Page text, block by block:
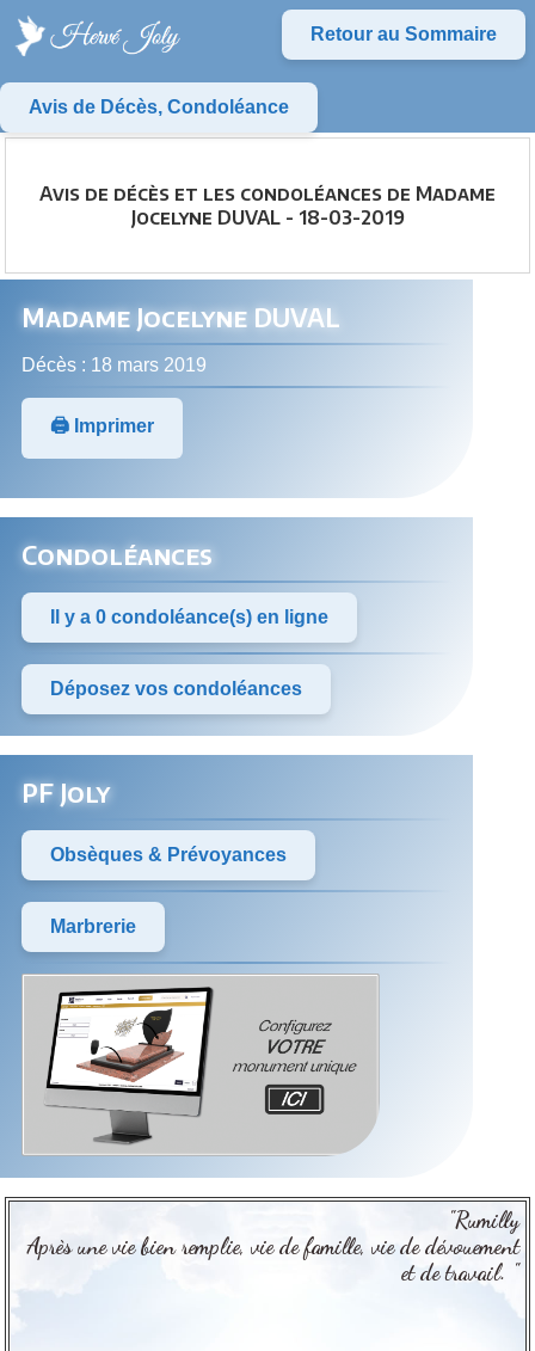
Retour au Sommaire
Avis de Décès, Condoléance
Avis de décès et les condoléances de Madame
Jocelyne DUVAL - 18-03-2019
Madame Jocelyne DUVAL
Décès : 18 mars 2019
🖨️ Imprimer
Condoléances
Il y a 0 condoléance(s) en ligne
Déposez vos condoléances
PF Joly
Obsèques & Prévoyances
Marbrerie
"Rumilly
Après une vie bien remplie, vie de famille, vie de dévouement
et de travail. "